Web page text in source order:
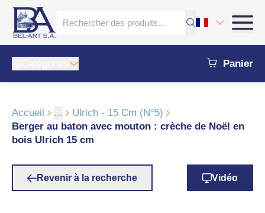
Panier
Accueil ...
Ulrich - 15 Cm (N°5)
Berger au baton avec mouton : crèche de Noël en
bois Ulrich 15 cm
Revenir à la recherche Vidéo